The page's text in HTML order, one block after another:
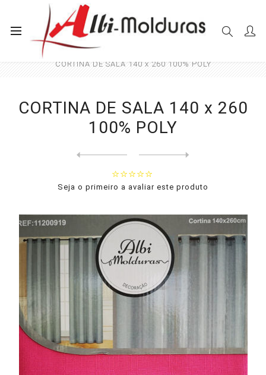
Início Cortinas
CORTINA DE SALA 140 x 260 100% POLY
CORTINA DE SALA 140 x 260
100% POLY
Seja o primeiro a avaliar este produto